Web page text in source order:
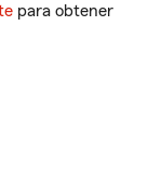
para obtener